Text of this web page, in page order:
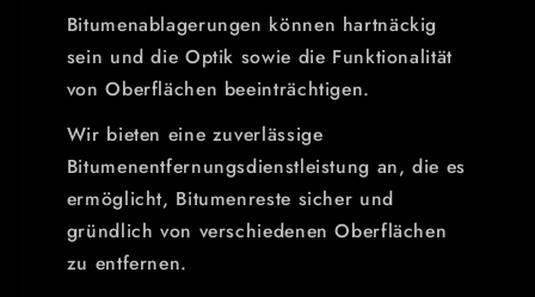
Bitumenablagerungen können hartnäckig
sein und die Optik sowie die Funktionalität
von Oberflächen beeinträchtigen.
Wir bieten eine zuverlässige
Bitumenentfernungsdienstleistung an, die es
ermöglicht, Bitumenreste sicher und
gründlich von verschiedenen Oberflächen
zu entfernen.